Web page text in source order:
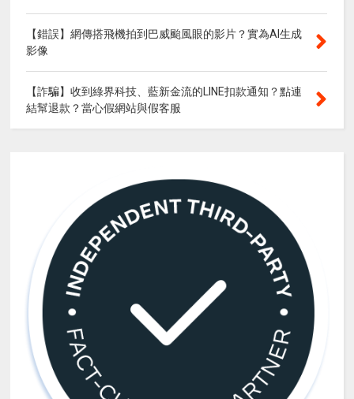
【錯誤】網傳搭飛機拍到巴威颱風眼的影片？實為AI生成
影像
【詐騙】收到綠界科技、藍新金流的LINE扣款通知？點連
結幫退款？當心假網站與假客服